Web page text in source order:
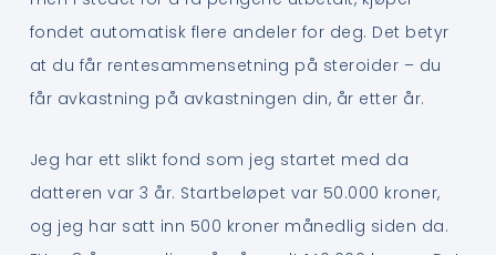
fondet automatisk flere andeler for deg. Det betyr
at du får rentesammensetning på steroider – du
får avkastning på avkastningen din, år etter år.
Jeg har ett slikt fond som jeg startet med da
datteren var 3 år. Startbeløpet var 50.000 kroner,
og jeg har satt inn 500 kroner månedlig siden da.